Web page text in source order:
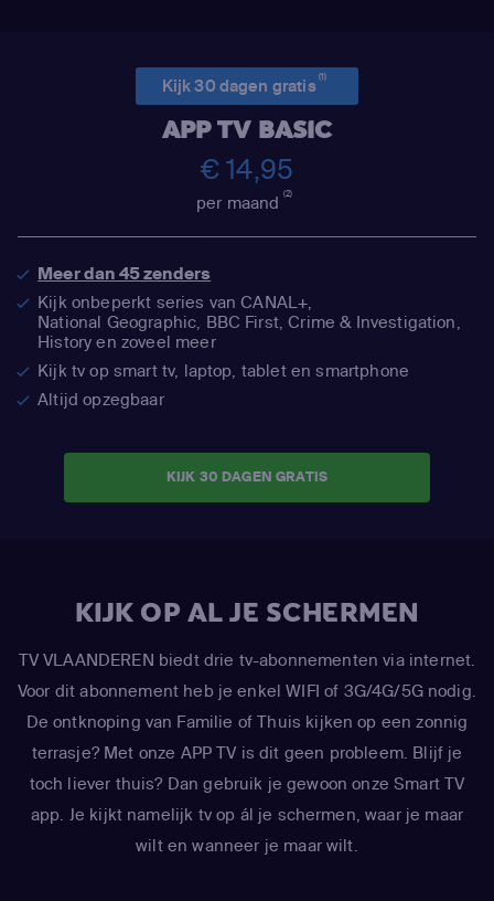
Kijk 30 dagen gratis(1)
APP TV BASIC
€ 14,95
per maand(2)
Meer dan 45 zenders
Kijk onbeperkt series van CANAL+,
National Geographic, BBC First, Crime & Investigation,
History en zoveel meer
Kijk tv op smart tv, laptop, tablet en smartphone
Altijd opzegbaar
KIJK 30 DAGEN GRATIS
KIJK OP AL JE SCHERMEN
TV VLAANDEREN biedt drie tv-abonnementen via internet.
Voor dit abonnement heb je enkel WIFI of 3G/4G/5G nodig.
De ontknoping van Familie of Thuis kijken op een zonnig
terrasje? Met onze APP TV is dit geen probleem. Blijf je
toch liever thuis? Dan gebruik je gewoon onze Smart TV
app. Je kijkt namelijk tv op ál je schermen, waar je maar
wilt en wanneer je maar wilt.